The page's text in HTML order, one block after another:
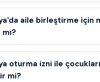
aile birleştirme için
oturma izni ile
mi?